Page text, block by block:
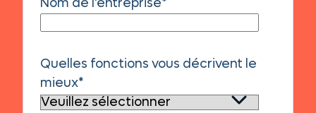
Quelles fonctions vous décrivent le
mieux*